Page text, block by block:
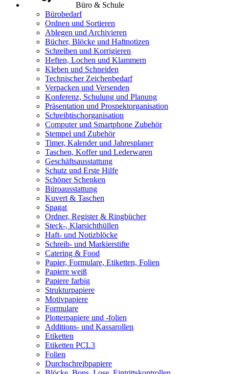
Büro & Schule
Bürobedarf
Ordnen und Sortieren
Ablegen und Archivieren
Bücher, Blöcke und Haftnotizen
Schreiben und Korrigieren
Heften, Lochen und Klammern
Kleben und Schneiden
Technischer Zeichenbedarf
Verpacken und Versenden
Konferenz, Schulung und Planung
Präsentation und Prospektorganisation
Schreibtischorganisation
Computer und Smartphone Zubehör
Stempel und Zubehör
Timer, Kalender und Jahresplaner
Taschen, Koffer und Lederwaren
Geschäftsausstattung
Schutz und Erste Hilfe
Schöner Schenken
Büroausstattung
Kuvert & Taschen
Spagat
Ordner, Register & Ringbücher
Steck-, Klarsichthüllen
Haft- und Notizblöcke
Schreib- und Markierstifte
Catering & Food
Papier, Formulare, Etiketten, Folien
Papiere weiß
Papiere farbig
Strukturpapiere
Motivpapiere
Formulare
Plotterpapiere und -folien
Additions- und Kassarollen
Etiketten
Etiketten PCL3
Folien
Durchschreibpapiere